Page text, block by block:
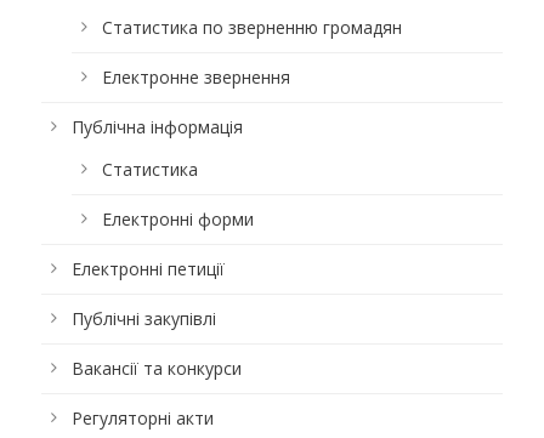
Статистика по зверненню громадян
Електронне звернення
Публічна інформація
Статистика
Електронні форми
Електронні петиції
Публічні закупівлі
Вакансії та конкурси
Регуляторні акти